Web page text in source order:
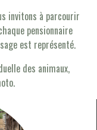
invitons à parcourir
pensionnaire
est représenté.
des animaux,